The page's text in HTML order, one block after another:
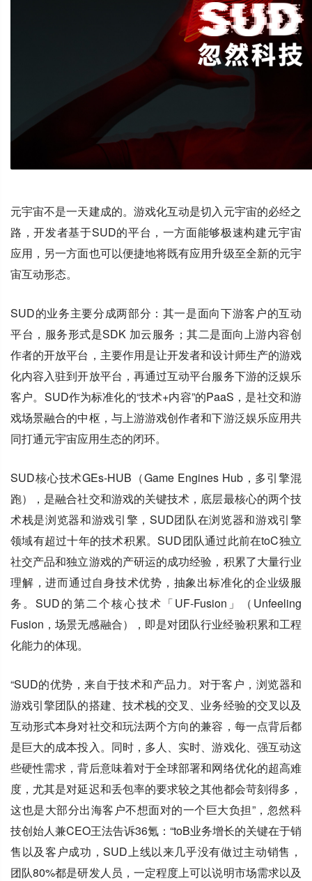
元宇宙不是一天建成的。游戏化互动是切入元宇宙的必经之
路，开发者基于SUD的平台，一方面能够极速构建元宇宙
应用，另一方面也可以便捷地将既有应用升级至全新的元宇
宙互动形态。
SUD的业务主要分成两部分：其一是面向下游客户的互动
平台，服务形式是SDK 加云服务；其二是面向上游内容创
作者的开放平台，主要作用是让开发者和设计师生产的游戏
化内容入驻到开放平台，再通过互动平台服务下游的泛娱乐
客户。SUD作为标准化的“技术+内容”的PaaS，是社交和游
戏场景融合的中枢，与上游游戏创作者和下游泛娱乐应用共
同打通元宇宙应用生态的闭环。
SUD核心技术GEs-HUB（Game Engines Hub，多引擎混
跑），是融合社交和游戏的关键技术，底层最核心的两个技
术栈是浏览器和游戏引擎，SUD团队在浏览器和游戏引擎
领域有超过十年的技术积累。SUD团队通过此前在toC独立
社交产品和独立游戏的产研运的成功经验，积累了大量行业
理解，进而通过自身技术优势，抽象出标准化的企业级服
务。SUD的第二个核心技术「UF-Fusion」（Unfeeling
Fusion，场景无感融合），即是对团队行业经验积累和工程
化能力的体现。
“SUD的优势，来自于技术和产品力。对于客户，浏览器和
游戏引擎团队的搭建、技术栈的交叉、业务经验的交叉以及
互动形式本身对社交和玩法两个方向的兼容，每一点背后都
是巨大的成本投入。同时，多人、实时、游戏化、强互动这
些硬性需求，背后意味着对于全球部署和网络优化的超高难
度，尤其是对延迟和丢包率的要求较之其他都会苛刻得多，
这也是大部分出海客户不想面对的一个巨大负担”，忽然科
技创始人兼CEO王法告诉36氪：“toB业务增长的关键在于销
售以及客户成功，SUD上线以来几乎没有做过主动销售，
团队80%都是研发人员，一定程度上可以说明市场需求以及